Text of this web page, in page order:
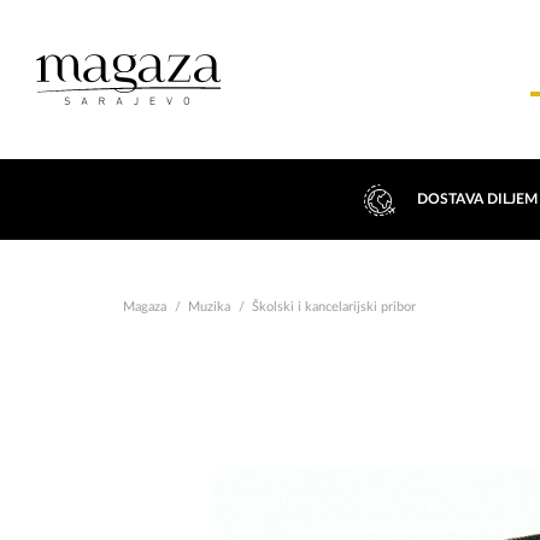
DOSTAVA
Magaza Muzika Školski i kancelarijski pribor